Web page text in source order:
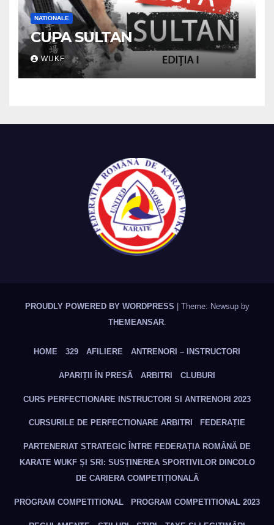
NATIONALE
CUPA SULTAN
WUKF
PROUDLY POWERED BY WORDPRESS | Theme: Newsup by
THEMEANSAR.
HOME 329 AFILIERE ANTRENORI – INSTRUCTORI
APARIȚII ÎN PRESĂ ARBITRI CLUBURI
CURS PERFECTIONARE INSTRUCTORI SI ANTRENORI 2023
CURSURILE DE PERFECTIONARE ARBITRI FEDERAȚIE
PARTENERIAT STRATEGIC ÎNTRE FEDERAȚIA ROMÂNĂ DE
KARATE WUKF ȘI SRI: SUSȚINEREA SPORTIVILOR DINCOLO
DE CARIERA COMPETIȚIONALĂ
PROGRAM COMPETITIONAL PROGRAM COMPETITIONAL 2023